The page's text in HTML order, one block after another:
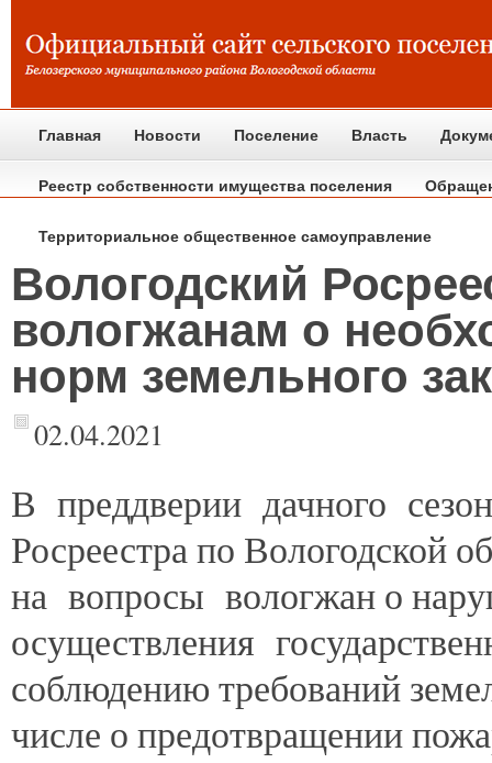
Главная Новости Поселение Власть
Реестр собственности имущества поселения
Территориальное общественное самоуправление
Вологодский
вологжанам о
норм земельного
02.04.2021
В преддверии дачного
Росреестра по Вологодской
на вопросы вологжан о
осуществления
соблюдению требований
числе о предотвращении